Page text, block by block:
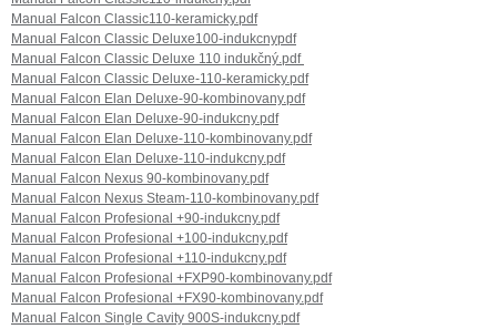
Manual Falcon Classic110-keramicky.pdf
Manual Falcon Classic Deluxe100-indukcnypdf
Manual Falcon Classic Deluxe 110 indukčný.pdf
Manual Falcon Classic Deluxe-110-keramicky.pdf
Manual Falcon Elan Deluxe-90-kombinovany.pdf
Manual Falcon Elan Deluxe-90-indukcny.pdf
Manual Falcon Elan Deluxe-110-kombinovany.pdf
Manual Falcon Elan Deluxe-110-indukcny.pdf
Manual Falcon Nexus 90-kombinovany.pdf
Manual Falcon Nexus Steam-110-kombinovany.pdf
Manual Falcon Profesional +90-indukcny.pdf
Manual Falcon Profesional +100-indukcny.pdf
Manual Falcon Profesional +110-indukcny.pdf
Manual Falcon Profesional +FXP90-kombinovany.pdf
Manual Falcon Profesional +FX90-kombinovany.pdf
Manual Falcon Single Cavity 900S-indukcny.pdf